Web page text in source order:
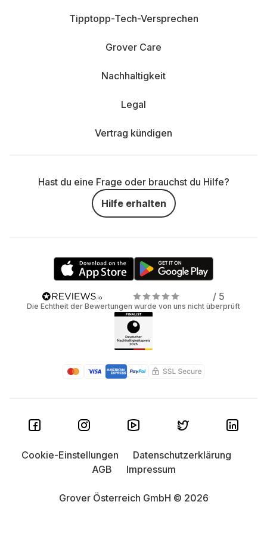
Tipptopp-Tech-Versprechen
Grover Care
Nachhaltigkeit
Legal
Vertrag kündigen
Hast du eine Frage oder brauchst du Hilfe?
Hilfe erhalten
/ 5
Die Echtheit der Bewertungen wurde von uns nicht überprüft
Grover Österreich GmbH © 2026
Cookie-Einstellungen
Datenschutzerklärung
AGB
Impressum